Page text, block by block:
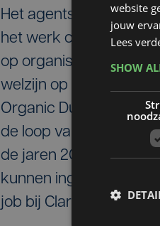
Het agentschap Zorg
het werk onderzoeken
op organisch stof zijn
welzijn op het werk
Organic Dust Toxic
de loop van het
de jaren 2000. Ook
kunnen ingeademd
job bij Clarebout."
website
jouw
Lees
SHOW